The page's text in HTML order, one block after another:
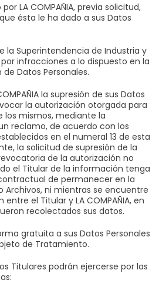
LA COMPAÑIA, previa solicitud,
ésta le ha dado a sus Datos
la Superintendencia de Industria y
infracciones a lo dispuesto en la
Datos Personales.
la supresión de sus Datos
la autorización otorgada para
los mismos, mediante la
reclamo, de acuerdo con los
en el numeral 13 de esta
la solicitud de supresión de la
de la autorización no
el Titular de la información tenga
de permanecer en la
Archivos, ni mientras se encuentre
el Titular y LA COMPAÑIA, en
recolectados sus datos.
gratuita a sus Datos Personales
de Tratamiento.
Titulares podrán ejercerse por las